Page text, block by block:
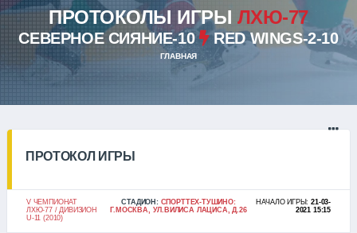
ПРОТОКОЛЫ ИГРЫ ЛХЮ-77
СЕВЕРНОЕ СИЯНИЕ-10 RED WINGS-2-10
ГЛАВНАЯ
ПРОТОКОЛ ИГРЫ
V ЧЕМПИОНАТ
ЛХЮ-77 / ДИВИЗИОН
U-11 (2010)
СТАДИОН: СПОРТТЕХ-ТУШИНО:
Г.МОСКВА, УЛ.ВИЛИСА ЛАЦИСА, Д.26
НАЧАЛО ИГРЫ:21-03-
2021 15:15